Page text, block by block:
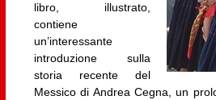
libro, illustrato,
contiene
un’interessante
introduzione sulla
storia recente del
Messico di Andrea Cegna, un